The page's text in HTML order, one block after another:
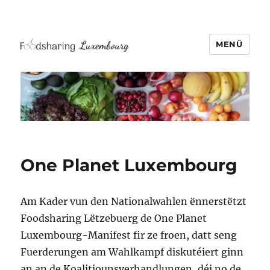
MENÜ
One Planet Luxembourg
Am Kader vun den Nationalwahlen ënnerstëtzt
Foodsharing Lëtzebuerg de One Planet
Luxembourg-Manifest fir ze froen, datt seng
Fuerderungen am Wahlkampf diskutéiert ginn